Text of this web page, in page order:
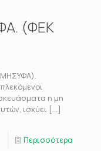
(ΦΕΚ
η μη
ισχύει […]
Περισσότερα